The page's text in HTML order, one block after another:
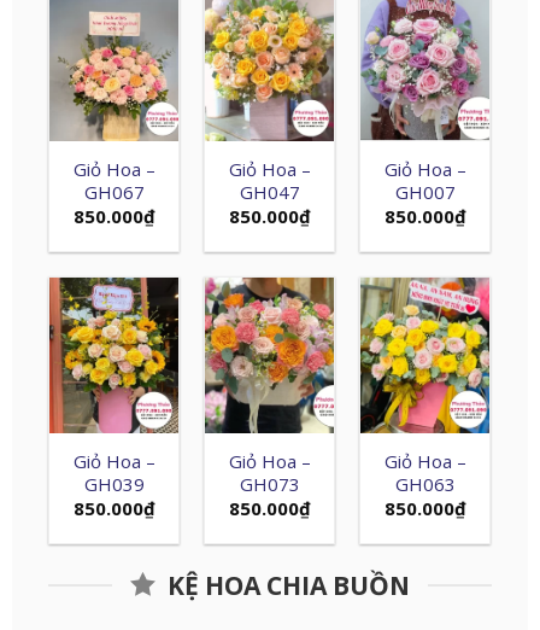
Giỏ Hoa –
GH067
850.000₫
Giỏ Hoa –
GH047
850.000₫
Giỏ Hoa –
GH007
850.000₫
Giỏ Hoa –
GH039
850.000₫
Giỏ Hoa –
GH073
850.000₫
Giỏ Hoa –
GH063
850.000₫
KỆ HOA CHIA BUỒN